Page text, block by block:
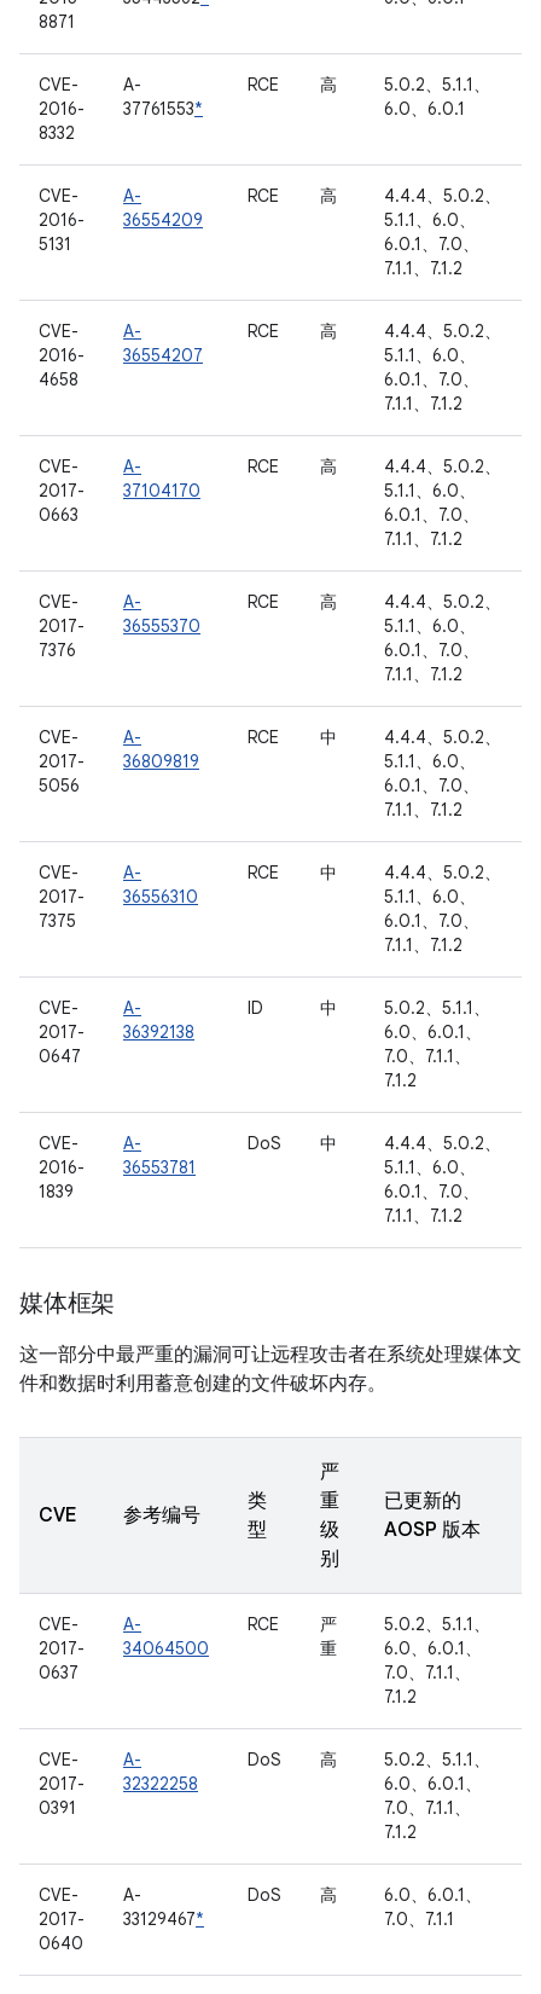
8871
CVE-
2016-
8332
A-
37761553*
RCE 高
5.0.2、5.1.1、
6.0、6.0.1
CVE-
2016-
5131
A-
36554209
RCE 高
4.4.4、5.0.2、
5.1.1、6.0、
6.0.1、7.0、
7.1.1、7.1.2
CVE-
2016-
4658
A-
36554207
RCE 高
4.4.4、5.0.2、
5.1.1、6.0、
6.0.1、7.0、
7.1.1、7.1.2
CVE-
2017-
0663
A-
37104170
RCE 高
4.4.4、5.0.2、
5.1.1、6.0、
6.0.1、7.0、
7.1.1、7.1.2
CVE-
2017-
7376
A-
36555370
RCE 高
4.4.4、5.0.2、
5.1.1、6.0、
6.0.1、7.0、
7.1.1、7.1.2
CVE-
2017-
5056
A-
36809819
RCE 中
4.4.4、5.0.2、
5.1.1、6.0、
6.0.1、7.0、
7.1.1、7.1.2
CVE-
2017-
7375
A-
36556310
RCE 中
4.4.4、5.0.2、
5.1.1、6.0、
6.0.1、7.0、
7.1.1、7.1.2
CVE-
2017-
0647
A-
36392138
ID 中
5.0.2、5.1.1、
6.0、6.0.1、
7.0、7.1.1、
7.1.2
CVE-
2016-
1839
A-
36553781
DoS 中
4.4.4、5.0.2、
5.1.1、6.0、
6.0.1、7.0、
7.1.1、7.1.2
媒体框架
这一部分中最严重的漏洞可让远程攻击者在系统处理媒体文
件和数据时利用蓄意创建的文件破坏内存。
CVE 参考编号
类
型
严
重
级
别
已更新的
AOSP 版本
CVE-
2017-
0637
A-
34064500
RCE
严
重
5.0.2、5.1.1、
6.0、6.0.1、
7.0、7.1.1、
7.1.2
CVE-
2017-
0391
A-
32322258
DoS 高
5.0.2、5.1.1、
6.0、6.0.1、
7.0、7.1.1、
7.1.2
CVE-
2017-
0640
A-
33129467*
DoS 高
6.0、6.0.1、
7.0、7.1.1